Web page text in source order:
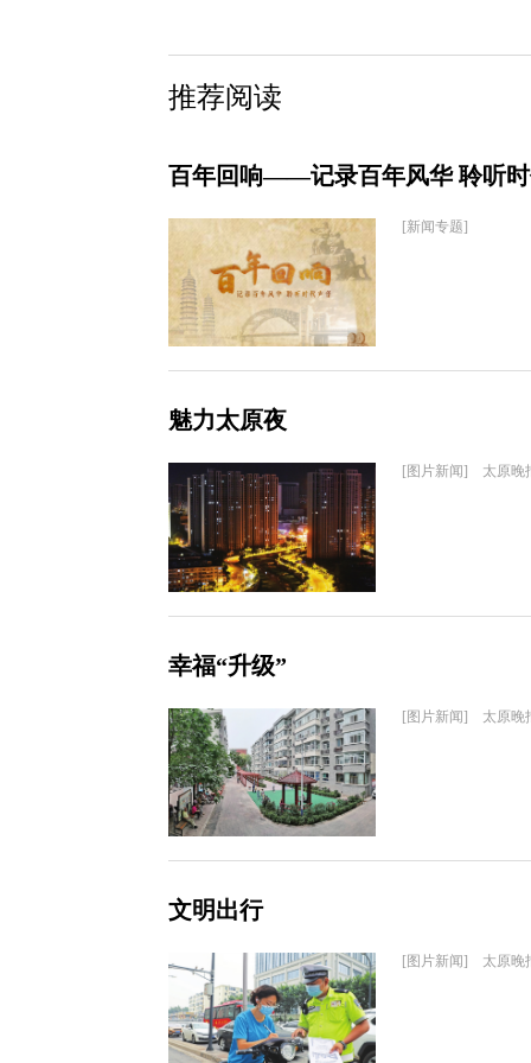
推荐阅读
百年回响——记录百年风华 聆听
[新闻专题]
魅力太原夜
[图片新闻] 太原晚
幸福“升级”
[图片新闻] 太原晚
文明出行
[图片新闻] 太原晚